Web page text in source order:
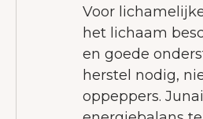
Voor
het lichaam
en goede
herstel nodig,
oppeppers.